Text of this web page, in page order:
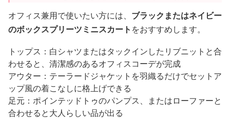
オフィス兼用で使いたい方には、 ブラックまたはネイビー
のボックスプリーツミニスカート をおすすめします。
トップス：白シャツまたはタックインしたリブニットと合
わせると、清潔感のあるオフィスコーデが完成
アウター：テーラードジャケットを羽織るだけでセットア
ップ風の着こなしに格上げできる
足元：ポインテッドトゥのパンプス、またはローファーと
合わせると大人らしい品が出る